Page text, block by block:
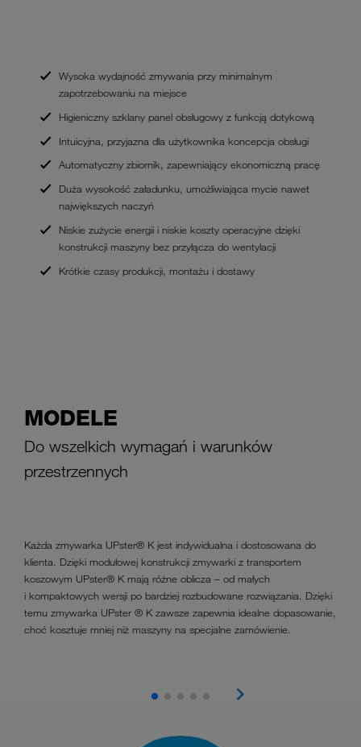
Wysoka wydajność zmywania przy minimalnym
zapotrzebowaniu na miejsce
Higieniczny szklany panel obsługowy z funkcją dotykową
Intuicyjna, przyjazna dla użytkownika koncepcja obsługi
Automatyczny zbiornik, zapewniający ekonomiczną pracę
Duża wysokość załadunku, umożliwiająca mycie nawet
największych naczyń
Niskie zużycie energii i niskie koszty operacyjne dzięki
konstrukcji maszyny bez przyłącza do wentylacji
Krótkie czasy produkcji, montażu i dostawy
MODELE
Do wszelkich wymagań i warunków
przestrzennych
Każda zmywarka UPster® K jest indywidualna i dostosowana do
klienta. Dzięki modułowej konstrukcji zmywarki z transportem
koszowym UPster® K mają różne oblicza – od małych
i kompaktowych wersji po bardziej rozbudowane rozwiązania. Dzięki
temu zmywarka UPster ® K zawsze zapewnia idealne dopasowanie,
choć kosztuje mniej niż maszyny na specjalne zamówienie.